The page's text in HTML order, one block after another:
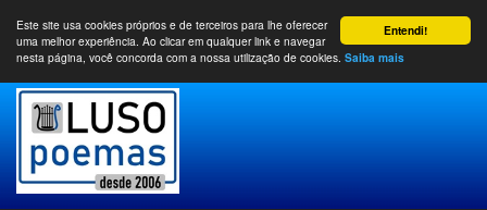
Entendi!
Este site usa cookies próprios e de terceiros para lhe oferecer
uma melhor experiência. Ao clicar em qualquer link e navegar
nesta página, você concorda com a nossa utilização de cookies. Saiba mais